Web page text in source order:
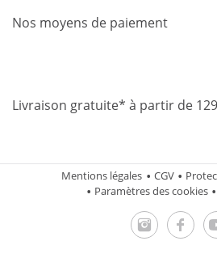
Nos moyens de paiement
Livraison gratuite* à partir de
Mentions légales CGV
Paramètres des cookies